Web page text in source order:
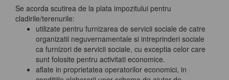
Se acorda scutirea de la plata impozitului pentru
cladirile/terenurile:
utilizate pentru furnizarea de servicii sociale de catre
organizatii neguvernamentale si intreprinderi sociale
ca furnizori de servicii sociale, cu exceptia celor care
sunt folosite pentru activitati economice.
aflate in proprietatea operatorilor economici, in